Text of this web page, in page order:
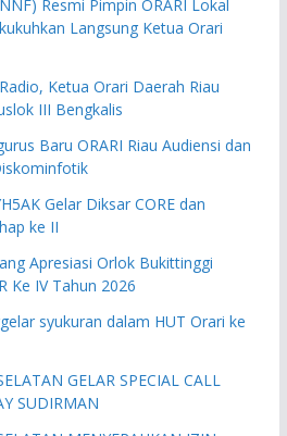
Resmi Pimpin ORARI Lokal
Langsung Ketua Orari
Ketua Orari Daerah Riau
III Bengkalis
Baru ORARI Riau Audiensi dan
Gelar Diksar CORE dan
ke II
Apresiasi Orlok Bukittinggi
Ke IV Tahun 2026
syukuran dalam HUT Orari ke
GELAR SPECIAL CALL
SUDIRMAN